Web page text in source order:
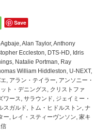
Save
Alan Taylor, Anthony
Eccleston DTS-HD Idris
Natalie Portman Ray
William Hiddleston U-NEXT,
アラン・テイラー アンソニー・
ト・デニングス
クリストファ
ワース サラウンド ジェイミー・
スガルド トム・ヒドルストン ナ
ー レイ・スティーヴンソン 家キ